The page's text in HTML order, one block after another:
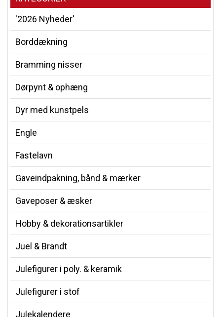
'2026 Nyheder'
Borddækning
Bramming nisser
Dørpynt & ophæng
Dyr med kunstpels
Engle
Fastelavn
Gaveindpakning, bånd & mærker
Gaveposer & æsker
Hobby & dekorationsartikler
Juel & Brandt
Julefigurer i poly. & keramik
Julefigurer i stof
Julekalendere